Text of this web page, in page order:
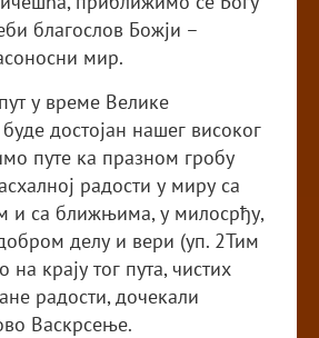
благослов Божји –
мир.
у време Велике
достојан нашег високог
путе ка празном гробу
радости у миру са
и са ближњима, у милосрђу,
делу и вери (уп. 2Тим
крају тог пута, чистих
радости, дочекали
Васкрсење.